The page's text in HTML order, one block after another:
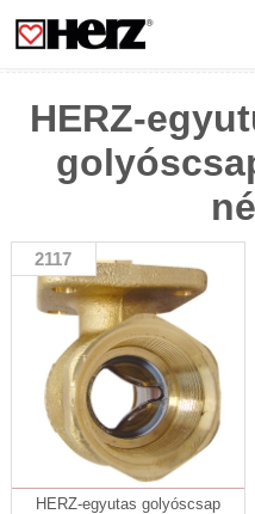
HERZ-
2117
HERZ-egyutas golyóscsap